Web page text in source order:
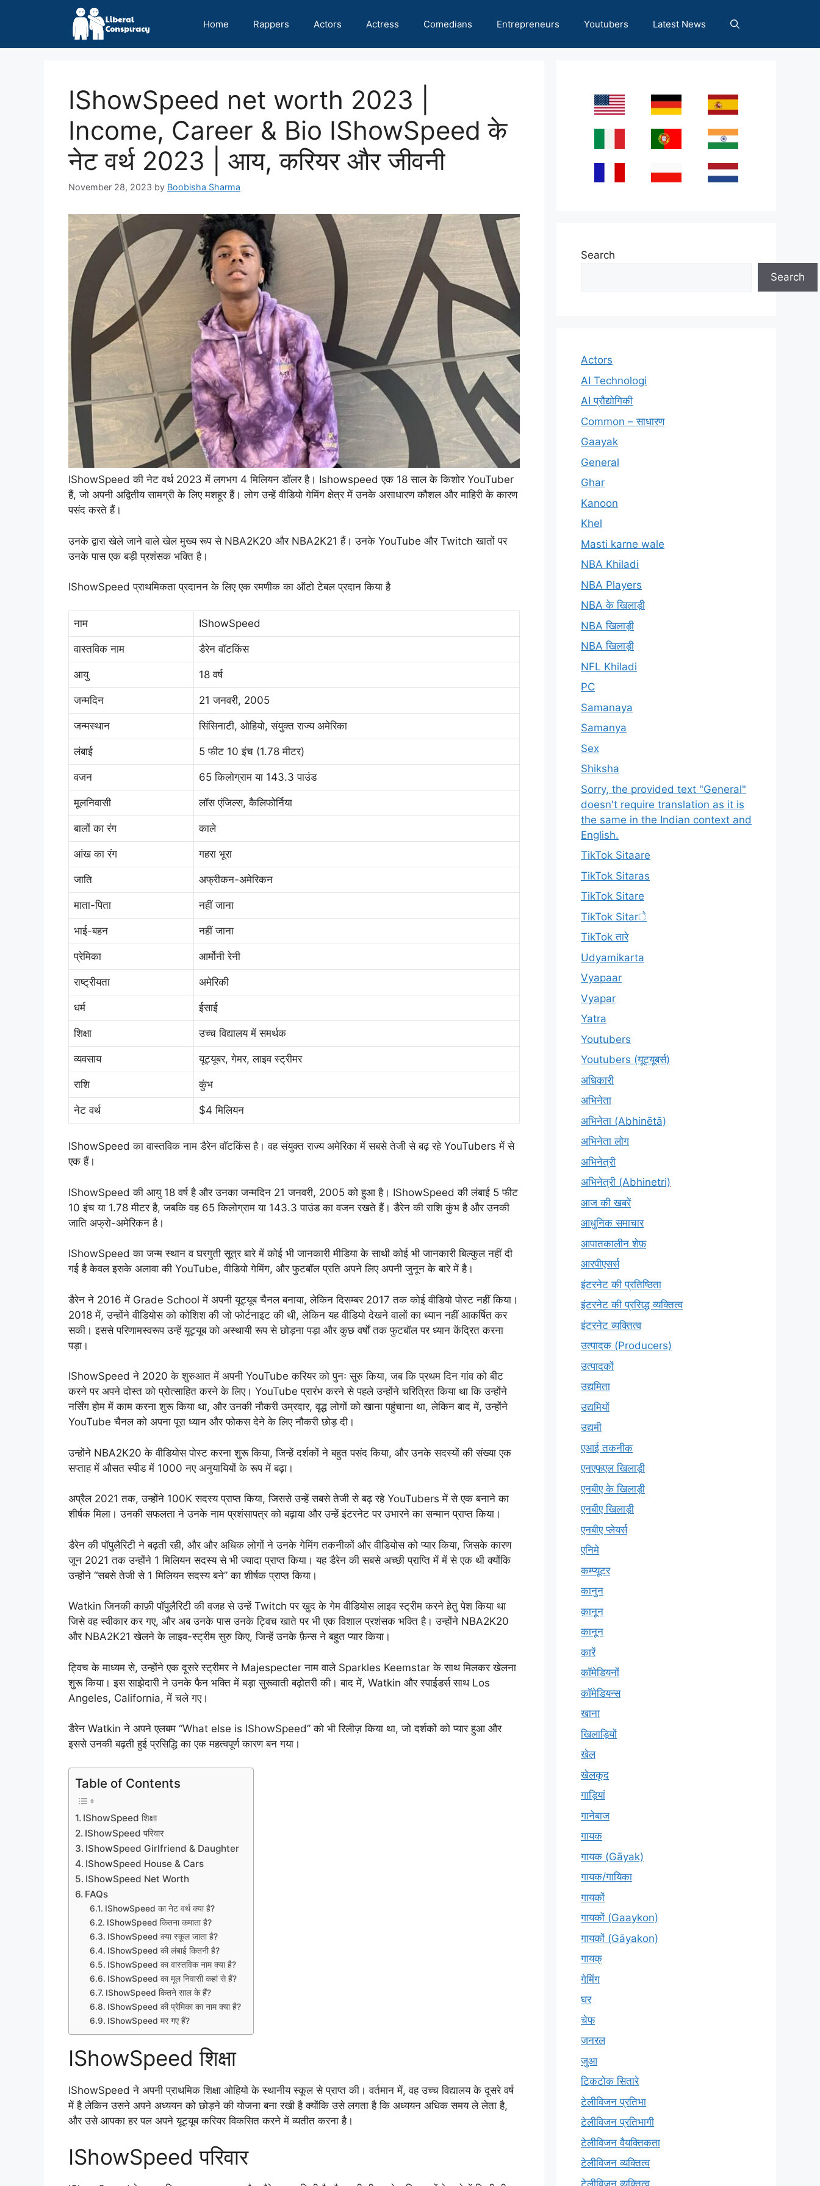
Home Rappers Actors Actress Comedians Entrepreneurs Youtubers Latest News
IShowSpeed net worth 2023 |
Income, Career & Bio IShowSpeed के
नेट वर्थ 2023 | आय, करियर और जीवनी
November 28, 2023 by Boobisha Sharma
IShowSpeed की नेट वर्थ 2023 में लगभग 4 मिलियन डॉलर है। Ishowspeed एक 18 साल के किशोर YouTuber
हैं, जो अपनी अद्वितीय सामग्री के लिए मशहूर हैं। लोग उन्हें वीडियो गेमिंग क्षेत्र में उनके असाधारण कौशल और माहिरी के कारण
पसंद करते हैं।
उनके द्वारा खेले जाने वाले खेल मुख्य रूप से NBA2K20 और NBA2K21 हैं। उनके YouTube और Twitch खातों पर
उनके पास एक बड़ी प्रशंसक भक्ति है।
IShowSpeed प्राथमिकता प्रदानन के लिए एक रमणीक का ऑटो टेबल प्रदान किया है
नाम IShowSpeed
वास्तविक नाम डैरेन वॉटकिंस
आयु 18 वर्ष
जन्मदिन 21 जनवरी, 2005
जन्मस्थान सिंसिनाटी, ओहियो, संयुक्त राज्य अमेरिका
लंबाई 5 फीट 10 इंच (1.78 मीटर)
वजन 65 किलोग्राम या 143.3 पाउंड
मूलनिवासी लॉस एंजिल्स, कैलिफोर्निया
बालों का रंग काले
आंख का रंग गहरा भूरा
जाति अफ्रीकन-अमेरिकन
माता-पिता नहीं जाना
भाई-बहन नहीं जाना
प्रेमिका आर्मोनी रेनी
राष्ट्रीयता अमेरिकी
धर्म ईसाई
शिक्षा उच्च विद्यालय में समर्थक
व्यवसाय यूट्यूबर, गेमर, लाइव स्ट्रीमर
राशि कुंभ
नेट वर्थ $4 मिलियन
IShowSpeed का वास्तविक नाम डैरेन वॉटकिंस है। वह संयुक्त राज्य अमेरिका में सबसे तेजी से बढ़ रहे YouTubers में से
एक हैं।
IShowSpeed की आयु 18 वर्ष है और उनका जन्मदिन 21 जनवरी, 2005 को हुआ है। IShowSpeed की लंबाई 5 फीट
10 इंच या 1.78 मीटर है, जबकि वह 65 किलोग्राम या 143.3 पाउंड का वजन रखते हैं। डैरेन की राशि कुंभ है और उनकी
जाति अफ्रो-अमेरिकन है।
IShowSpeed का जन्म स्थान व घरगुती सूत्र बारे में कोई भी जानकारी मीडिया के साथी कोई भी जानकारी बिल्कुल नहीं दी
गई है केवल इसके अलावा की YouTube, वीडियो गेमिंग, और फुटबॉल प्रति अपने लिए अपनी जुनून के बारे में है।
डैरेन ने 2016 में Grade School में अपनी यूट्यूब चैनल बनाया, लेकिन दिसम्बर 2017 तक कोई वीडियो पोस्ट नहीं किया।
2018 में, उन्होंने वीडियोस को कोशिश की जो फोर्टनाइट की थी, लेकिन यह वीडियो देखने वालों का ध्यान नहीं आकर्षित कर
सकी। इससे परिणामस्वरूप उन्हें यूट्यूब को अस्थायी रूप से छोड़ना पड़ा और कुछ वर्षों तक फुटबॉल पर ध्यान केंद्रित करना
पड़ा।
IShowSpeed ने 2020 के शुरुआत में अपनी YouTube करियर को पुनः सुरु किया, जब कि प्रथम दिन गांव को बीट
करने पर अपने दोस्त को प्रोत्साहित करने के लिए। YouTube प्रारंभ करने से पहले उन्होंने चरित्रित किया था कि उन्होंने
नर्सिंग होम में काम करना शुरू किया था, और उनकी नौकरी उम्रदार, वृद्ध लोगों को खाना पहुंचाना था, लेकिन बाद में, उन्होंने
YouTube चैनल को अपना पूरा ध्यान और फोकस देने के लिए नौकरी छोड़ दी।
उन्होंने NBA2K20 के वीडियोस पोस्ट करना शुरू किया, जिन्हें दर्शकों ने बहुत पसंद किया, और उनके सदस्यों की संख्या एक
सप्ताह में औसत स्पीड में 1000 नए अनुयायियों के रूप में बढ़ा।
अप्रैल 2021 तक, उन्होंने 100K सदस्य प्राप्त किया, जिससे उन्हें सबसे तेजी से बढ़ रहे YouTubers में से एक बनाने का
शीर्षक मिला। उनकी सफलता ने उनके नाम प्रशंसापत्र को बढ़ाया और उन्हें इंटरनेट पर उभारने का सन्मान प्राप्त किया।
डैरेन की पॉपुलैरिटी ने बढ़ती रही, और और अधिक लोगों ने उनके गेमिंग तकनीकों और वीडियोस को प्यार किया, जिसके कारण
जून 2021 तक उन्होंने 1 मिलियन सदस्य से भी ज्यादा प्राप्त किया। यह डैरेन की सबसे अच्छी प्राप्ति में में से एक थी क्योंकि
उन्होंने “सबसे तेजी से 1 मिलियन सदस्य बने” का शीर्षक प्राप्त किया।
Watkin जिनकी काफ़ी पॉपुलैरिटी की वजह से उन्हें Twitch पर खुद के गेम वीडियोस लाइव स्ट्रीम करने हेतु पेश किया था
जिसे वह स्वीकार कर गए, और अब उनके पास उनके ट्विच खाते पर भी एक विशाल प्रशंसक भक्ति है। उन्होंने NBA2K20
और NBA2K21 खेलने के लाइव-स्ट्रीम सुरु किए, जिन्हें उनके फ़ैन्स ने बहुत प्यार किया।
ट्विच के माध्यम से, उन्होंने एक दूसरे स्ट्रीमर ने Majespecter नाम वाले Sparkles Keemstar के साथ मिलकर खेलना
शुरू किया। इस साझेदारी ने उनके फैन भक्ति में बड़ा सुरूवाती बढ़ोतरी की। बाद में, Watkin और स्पाईडर्स साथ Los
Angeles, California, में चले गए।
डैरेन Watkin ने अपने एलबम “What else is IShowSpeed” को भी रिलीज़ किया था, जो दर्शकों को प्यार हुआ और
इससे उनकी बढ़ती हुई प्रसिद्धि का एक महत्वपूर्ण कारण बन गया।
Table of Contents
IShowSpeed शिक्षा
IShowSpeed परिवार
IShowSpeed Girlfriend & Daughter
IShowSpeed House & Cars
IShowSpeed Net Worth
FAQs
IShowSpeed का नेट वर्थ क्या है?
IShowSpeed कितना कमाता है?
IShowSpeed क्या स्कूल जाता है?
IShowSpeed की लंबाई कितनी है?
IShowSpeed का वास्तविक नाम क्या है?
IShowSpeed का मूल निवासी कहां से हैं?
IShowSpeed कितने साल के हैं?
IShowSpeed की प्रेमिका का नाम क्या है?
IShowSpeed मर गए हैं?
IShowSpeed शिक्षा
IShowSpeed ने अपनी प्राथमिक शिक्षा ओहियो के स्थानीय स्कूल से प्राप्त की। वर्तमान में, वह उच्च विद्यालय के दूसरे वर्ष
में है लेकिन उसने अपने अध्ययन को छोड़ने की योजना बना रखी है क्योंकि उसे लगता है कि अध्ययन अधिक समय ले लेता है,
और उसे आपका हर पल अपने यूट्यूब करियर विकसित करने में व्यतीत करना है।
IShowSpeed परिवार
Search
Search
Actors
AI Technologi
AI प्रौद्योगिकी
Common – साधारण
Gaayak
General
Ghar
Kanoon
Khel
Masti karne wale
NBA Khiladi
NBA Players
NBA के खिलाड़ी
NBA खिलाड़ी
NBA खिलाड़ी
NFL Khiladi
PC
Samanaya
Samanya
Sex
Shiksha
Sorry, the provided text "General"
doesn't require translation as it is
the same in the Indian context and
English.
TikTok Sitaare
TikTok Sitaras
TikTok Sitare
TikTok Sitarे
TikTok तारे
Udyamikarta
Vyapaar
Vyapar
Yatra
Youtubers
Youtubers (यूट्यूबर्स)
अधिकारी
अभिनेता
अभिनेता (Abhinētā)
अभिनेता लोग
अभिनेत्री
अभिनेत्री (Abhinetri)
आज की खबरें
आधुनिक समाचार
आपातकालीन शेफ़
आरपीएसर्स
इंटरनेट की प्रतिष्ठिता
इंटरनेट की प्रसिद्ध व्यक्तित्व
इंटरनेट व्यक्तित्व
उत्पादक (Producers)
उत्पादकों
उद्यमिता
उद्यमियों
उद्यमी
एआई तकनीक
एनएफएल खिलाड़ी
एनबीए के खिलाड़ी
एनबीए खिलाड़ी
एनबीए प्लेयर्स
एनिमे
कम्प्यूटर
कानुन
क़ानून
कानून
कारें
कॉमेडियनों
कॉमेडियन्स
खाना
खिलाड़ियों
खेल
खेलकूद
गाड़ियां
गानेबाज
गायक
गायक (Gāyak)
गायक/गायिका
गायकों
गायकों (Gaaykon)
गायकों (Gāyakon)
गायक्
गेमिंग
घर
चेफ
जनरल
जुआ
टिकटोक सितारे
टेलीविजन प्रतिभा
टेलीविजन प्रतिभागी
टेलीविजन वैयक्तिकता
टेलीविजन व्यक्तित्व
टेलीविज़न व्यक्तित्व